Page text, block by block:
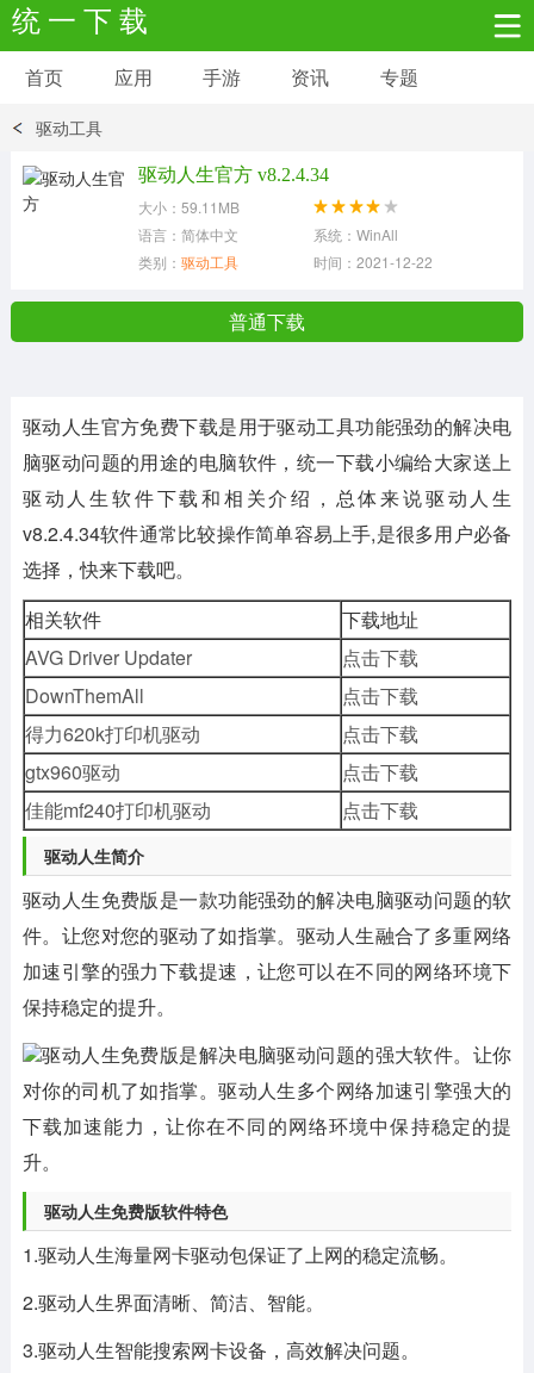
统 一 下 载
安卓应用 安卓游戏
系统工具 其它应用
首页 应用 手游 资讯 专题
驱动工具
驱动人生官方 v8.2.4.34
大小：59.11MB
语言：简体中文
系统：WinAll
类别： 驱动工具 时间：2021-12-22
普通下载
驱动人生官方免费下载是用于驱动工具功能强劲的解决电
脑驱动问题的用途的电脑软件，统一下载小编给大家送上
驱动人生软件下载和相关介绍，总体来说驱动人生
v8.2.4.34软件通常比较操作简单容易上手,是很多用户必备
选择，快来下载吧。
相关软件
下载地址
AVG Driver Updater
点击下载
DownThemAll
点击下载
得力620k打印机驱动
点击下载
gtx960驱动
点击下载
佳能mf240打印机驱动
点击下载
驱动人生简介
驱动人生免费版是一款功能强劲的解决电脑驱动问题的软
件。让您对您的驱动了如指掌。驱动人生融合了多重网络
加速引擎的强力下载提速，让您可以在不同的网络环境下
保持稳定的提升。
驱动人生免费版是解决电脑驱动问题的强大软件。让你
对你的司机了如指掌。驱动人生多个网络加速引擎强大的
下载加速能力，让你在不同的网络环境中保持稳定的提
升。
驱动人生免费版软件特色
1.驱动人生海量网卡驱动包保证了上网的稳定流畅。
2.驱动人生界面清晰、简洁、智能。
3.驱动人生智能搜索网卡设备，高效解决问题。